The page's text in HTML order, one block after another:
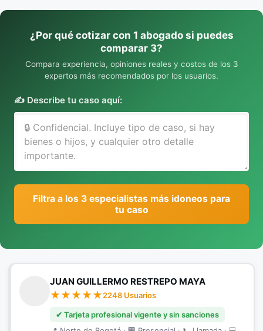
¿Por qué cotizar con 1 abogado si puedes
comparar 3?
Compara experiencia, opiniones reales y costos de los 3
expertos más recomendados por los usuarios.
✍️ Describe tu caso aquí:
Filtra a los 3 especialistas más idoneos para
tu caso
JUAN GUILLERMO RESTREPO MAYA
2248 Usuarios
✔ Tarjeta profesional vigente y sin sanciones